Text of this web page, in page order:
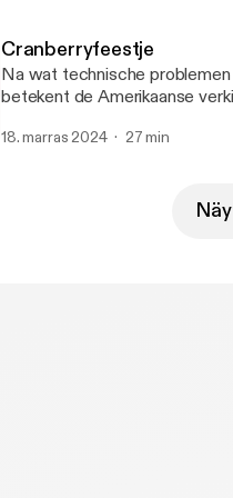
Cranberryfeestje
Na wat technische
betekent de Amerikaanse
cranberry te bewonderen en
18. marras 2024 27 min